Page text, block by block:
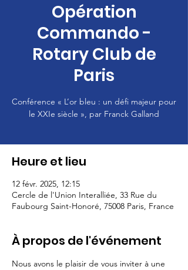
Opération
Commando -
Rotary Club de
Paris
Conférence « L’or bleu : un défi majeur pour
le XXIe siècle », par Franck Galland
Heure et lieu
12 févr. 2025, 12:15
Cercle de l'Union Interalliée, 33 Rue du
Faubourg Saint-Honoré, 75008 Paris, France
À propos de l'événement
Nous avons le plaisir de vous inviter à une